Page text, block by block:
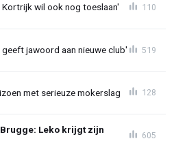
wil ook nog toeslaan' 110
jawoord aan nieuwe club' 519
met serieuze mokerslag 128
Leko krijgt zijn
605